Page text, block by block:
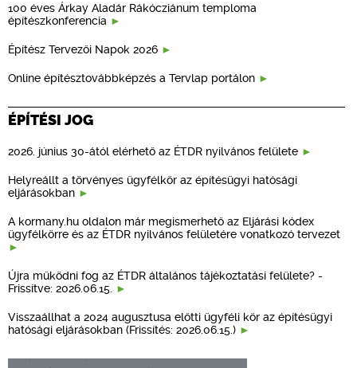
100 éves Árkay Aladár Rákócziánum temploma
építészkonferencia
Építész Tervezői Napok 2026
Online építésztovábbképzés a Tervlap portálon
ÉPÍTÉSI JOG
2026. június 30-ától elérhető az ÉTDR nyilvános felülete
Helyreállt a törvényes ügyfélkör az építésügyi hatósági
eljárásokban
A kormany.hu oldalon már megismerhető az Eljárási kódex
ügyfélkörre és az ÉTDR nyilvános felületére vonatkozó tervezet
Újra működni fog az ÉTDR általános tájékoztatási felülete? -
Frissítve: 2026.06.15.
Visszaállhat a 2024 augusztusa előtti ügyféli kör az építésügyi
hatósági eljárásokban (Frissítés: 2026.06.15.)